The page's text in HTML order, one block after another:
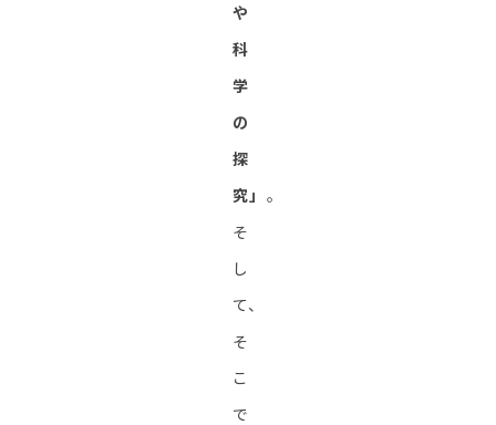
や
科
学
の
探
究」 。
そ
し
て、
そ
こ
で